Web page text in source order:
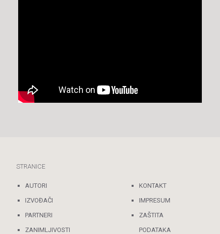
STRANICE
AUTORI
IZVOĐAČI
PARTNERI
ZANIMLJIVOSTI
KONTAKT
IMPRESUM
ZAŠTITA
PODATAKA